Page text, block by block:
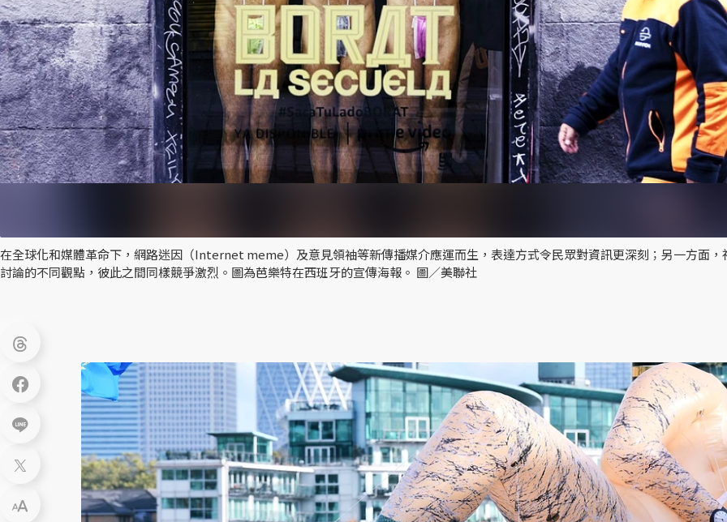
在全球化和媒體革命下，網路迷因（Internet meme）及意見領袖等新傳播媒介應運而生，表達方式令民眾對資訊更深刻；另一方面，
討論的不同觀點，彼此之間同樣競爭激烈。圖為芭樂特在西班牙的宣傳海報。 圖／美聯社